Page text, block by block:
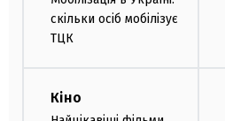
скільки осіб мобілізує
ТЦК
Кіно